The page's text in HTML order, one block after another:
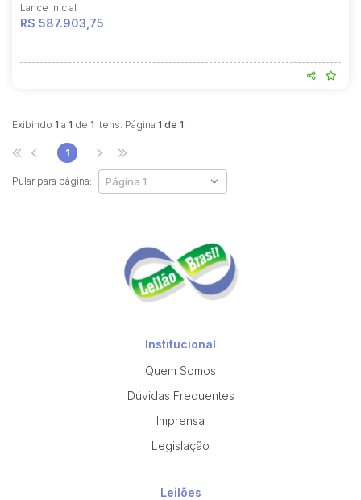
Lance Inicial
R$ 587.903,75
Exibindo 1 a 1 de 1 itens. Página 1 de 1.
Pular para página:
1
Institucional
Quem Somos
Dúvidas Frequentes
Imprensa
Legislação
Leilões